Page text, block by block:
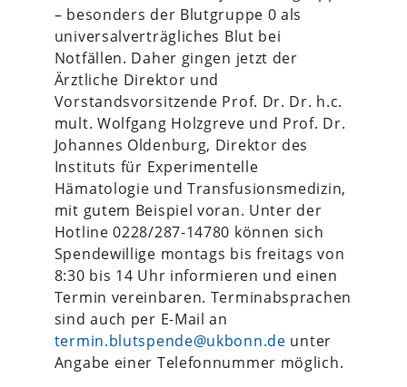
– besonders der Blutgruppe 0 als
universalverträgliches Blut bei
Notfällen. Daher gingen jetzt der
Ärztliche Direktor und
Vorstandsvorsitzende Prof. Dr. Dr. h.c.
mult. Wolfgang Holzgreve und Prof. Dr.
Johannes Oldenburg, Direktor des
Instituts für Experimentelle
Hämatologie und Transfusionsmedizin,
mit gutem Beispiel voran. Unter der
Hotline 0228/287-14780 können sich
Spendewillige montags bis freitags von
8:30 bis 14 Uhr informieren und einen
Termin vereinbaren. Terminabsprachen
sind auch per E-Mail an
termin.blutspende@ukbonn.de unter
Angabe einer Telefonnummer möglich.